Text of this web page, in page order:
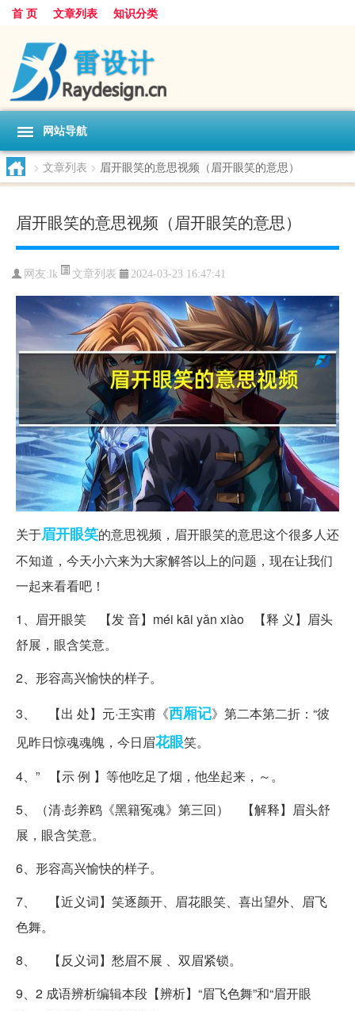
首 页 文章列表 知识分类
网站导航
> 文章列表 > 眉开眼笑的意思视频（眉开眼笑的意思）
眉开眼笑的意思视频（眉开眼笑的意思）
网友: lk 文章列表 2024-03-23 16:47:41
关于眉开眼笑的意思视频，眉开眼笑的意思这个很多人还
不知道，今天小六来为大家解答以上的问题，现在让我们
一起来看看吧！
1、眉开眼笑 【发 音】méi kāi yǎn xiào 【释 义】眉头
舒展，眼含笑意。
2、形容高兴愉快的样子。
3、 【出 处】元·王实甫《西厢记》第二本第二折：“彼
见昨日惊魂魂魄，今日眉花眼笑。
4、” 【示 例 】等他吃足了烟，他坐起来，～。
5、（清·彭养鸥《黑籍冤魂》第三回） 【解释】眉头舒
展，眼含笑意。
6、形容高兴愉快的样子。
7、 【近义词】笑逐颜开、眉花眼笑、喜出望外、眉飞
色舞。
8、 【反义词】愁眉不展 、双眉紧锁。
9、2 成语辨析编辑本段【辨析】“眉飞色舞”和“眉开眼